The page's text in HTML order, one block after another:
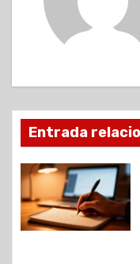
ó
n
d
e
Entrada